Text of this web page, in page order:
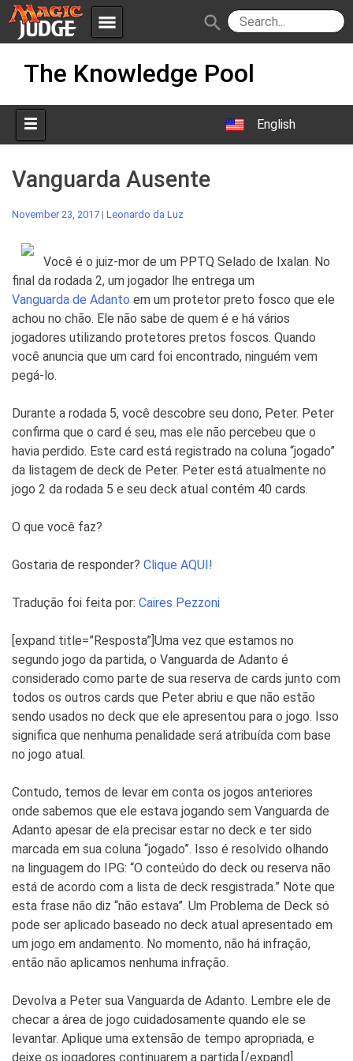
menu
Apps JudgeApps
Forum
Judges
Policies IPG
JAR
search
The Knowledge Pool
English
Vanguarda Ausente
November 23, 2017 | Leonardo da Luz
Você é o juiz-mor de um PPTQ Selado de Ixalan. No
final da rodada 2, um jogador lhe entrega um
Vanguarda de Adanto em um protetor preto fosco que ele
achou no chão. Ele não sabe de quem é e há vários
jogadores utilizando protetores pretos foscos. Quando
você anuncia que um card foi encontrado, ninguém vem
pegá-lo.
Durante a rodada 5, você descobre seu dono, Peter. Peter
confirma que o card é seu, mas ele não percebeu que o
havia perdido. Este card está registrado na coluna “jogado”
da listagem de deck de Peter. Peter está atualmente no
jogo 2 da rodada 5 e seu deck atual contém 40 cards.
O que você faz?
Gostaria de responder? Clique AQUI!
Tradução foi feita por: Caires Pezzoni
[expand title=”Resposta”]Uma vez que estamos no
segundo jogo da partida, o Vanguarda de Adanto é
considerado como parte de sua reserva de cards junto com
todos os outros cards que Peter abriu e que não estão
sendo usados no deck que ele apresentou para o jogo. Isso
significa que nenhuma penalidade será atribuída com base
no jogo atual.
Contudo, temos de levar em conta os jogos anteriores
onde sabemos que ele estava jogando sem Vanguarda de
Adanto apesar de ela precisar estar no deck e ter sido
marcada em sua coluna “jogado”. Isso é resolvido olhando
na linguagem do IPG: “O conteúdo do deck ou reserva não
está de acordo com a lista de deck resgistrada.” Note que
esta frase não diz “não estava”. Um Problema de Deck só
pode ser aplicado baseado no deck atual apresentado em
um jogo em andamento. No momento, não há infração,
então não aplicamos nenhuma infração.
Devolva a Peter sua Vanguarda de Adanto. Lembre ele de
checar a área de jogo cuidadosamente quando ele se
levantar. Aplique uma extensão de tempo apropriada, e
deixe os jogadores continuarem a partida.[/expand]